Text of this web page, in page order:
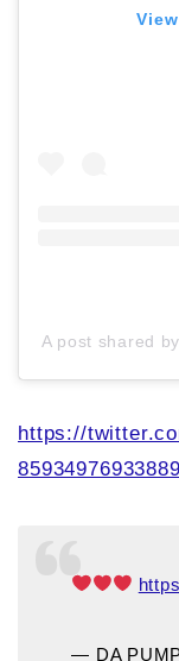
A post shared
https://
— DA